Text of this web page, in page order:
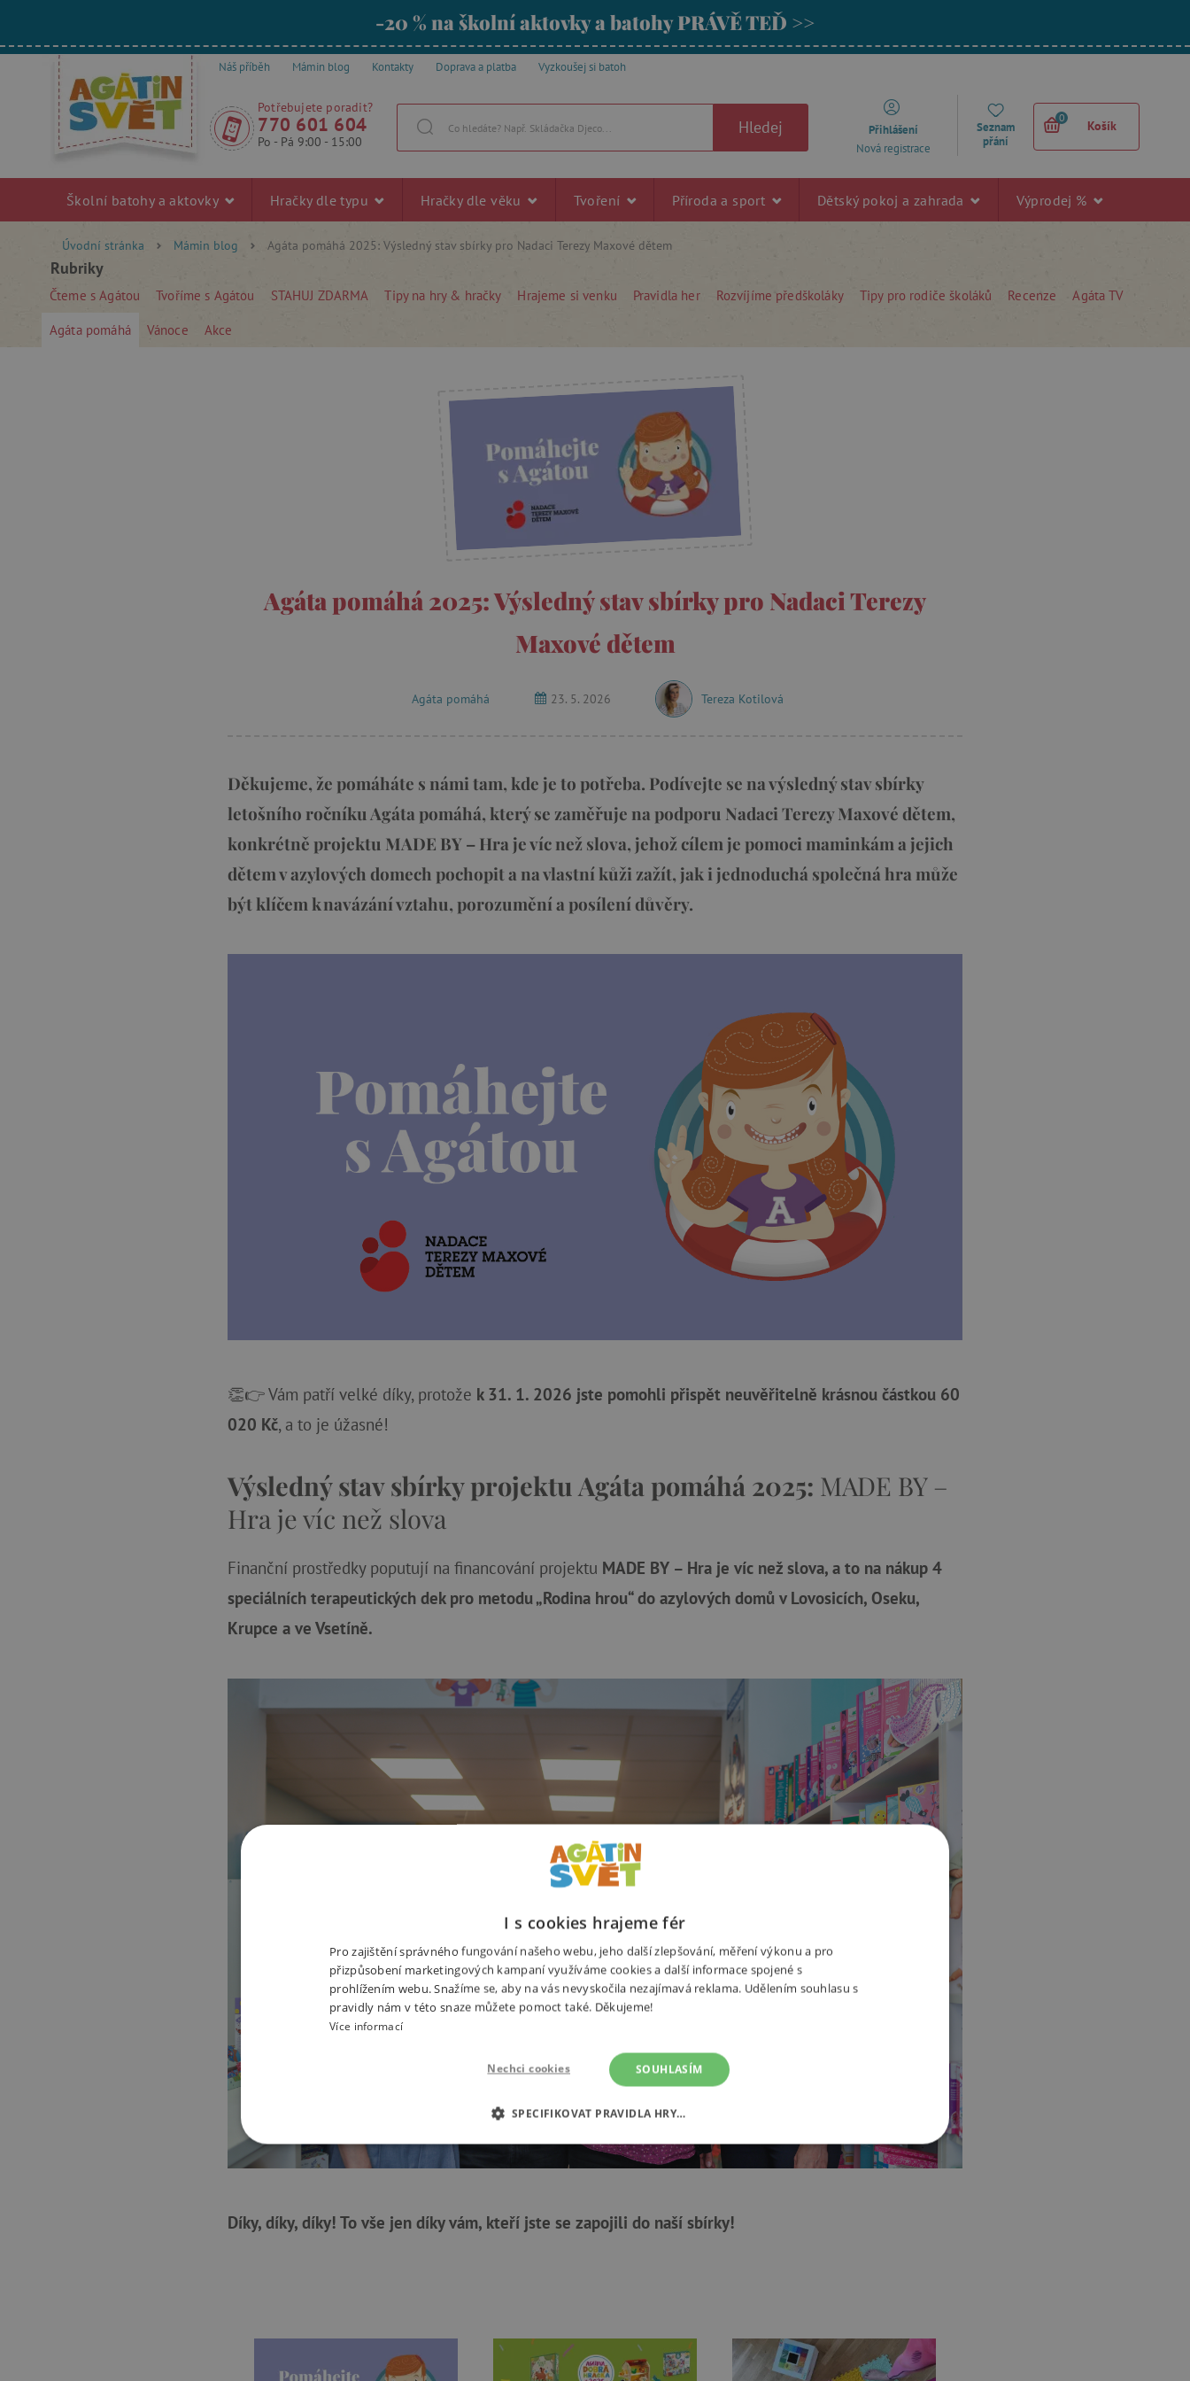
-20 % na školní aktovky a batohy PRÁVĚ TEĎ >>
Náš příběh Mámin blog Kontakty Doprava a platba Vyzkoušej si batoh
Potřebujete poradit?
770 601 604
Po - Pá 9:00 - 15:00
Hledej
Přihlášení
Nová registrace
Seznam
přání
0
Košík
Školní batohy a aktovky Hračky dle typu Hračky dle věku Tvoření Příroda a sport Dětský pokoj a zahrada Výprodej %
Úvodní stránka Mámin blog Agáta pomáhá 2025: Výsledný stav sbírky pro Nadaci Terezy Maxové dětem
Rubriky
Čteme s Agátou Tvoříme s Agátou STAHUJ ZDARMA Tipy na hry & hračky Hrajeme si venku Pravidla her Rozvíjíme předškoláky Tipy pro rodiče školáků Recenze Agáta TV
Agáta pomáhá Vánoce Akce
Agáta pomáhá 2025: Výsledný stav sbírky pro Nadaci Terezy
Maxové dětem
Agáta pomáhá 23. 5. 2026 Tereza Kotilová
Děkujeme, že pomáháte s námi tam, kde je to potřeba. Podívejte se na výsledný stav sbírky
letošního ročníku Agáta pomáhá, který se zaměřuje na podporu Nadaci Terezy Maxové dětem,
konkrétně projektu MADE BY – Hra je víc než slova, jehož cílem je pomoci maminkám a jejich
dětem v azylových domech pochopit a na vlastní kůži zažít, jak i jednoduchá společná hra může
být klíčem k navázání vztahu, porozumění a posílení důvěry.
👏👉 Vám patří velké díky, protože k 31. 1. 2026 jste pomohli přispět neuvěřitelně krásnou částkou 60
020 Kč, a to je úžasné!
Výsledný stav sbírky projektu Agáta pomáhá 2025: MADE BY –
Hra je víc než slova
Finanční prostředky poputují na financování projektu MADE BY – Hra je víc než slova, a to na nákup 4
speciálních terapeutických dek pro metodu„Rodina hrou“ do azylových domů v Lovosicích, Oseku,
Krupce a ve Vsetíně.
Díky, díky, díky! To vše jen díky vám, kteří jste se zapojili do naší sbírky!
I s cookies hrajeme fér
Pro zajištění správného fungování našeho webu, jeho další zlepšování, měření výkonu a pro
přizpůsobení marketingových kampaní využíváme cookies a další informace spojené s
prohlížením webu. Snažíme se, aby na vás nevyskočila nezajímavá reklama. Udělením souhlasu s
pravidly nám v této snaze můžete pomoct také. Děkujeme!
Více informací
SOUHLASÍM
Nechci cookies
SPECIFIKOVAT PRAVIDLA HRY…
NEZBYTNĚ NUTNÉ COOKIES ANALYTICKÉ COOKIES MARKETINGOVÉ COOKIES
Provider
Vyprší Popis